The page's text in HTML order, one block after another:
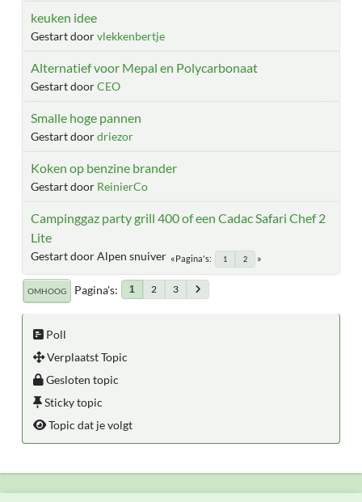
keuken idee
Gestart doorvlekkenbertje
Alternatief voor Mepal en Polycarbonaat
Gestart doorCEO
Smalle hoge pannen
Gestart doordriezor
Koken op benzine brander
Gestart door ReinierCo
Campinggaz party grill 400 of een Cadac Safari Chef 2
Lite
Gestart door Alpen snuiver Pagina's 1 2
OMHOOG Pagina's 1 2 3
Poll
Verplaatst Topic
Gesloten topic
Sticky topic
Topic dat je volgt